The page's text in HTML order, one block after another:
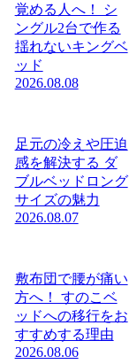
覚める人へ！ シ
ングル2台で作る
揺れないキングベ
ッド
2026.08.08
足元の冷えや圧迫
感を解決する ダ
ブルベッドロング
サイズの魅力
2026.08.07
敷布団で腰が痛い
方へ！ すのこベ
ッドへの移行をお
すすめする理由
2026.08.06